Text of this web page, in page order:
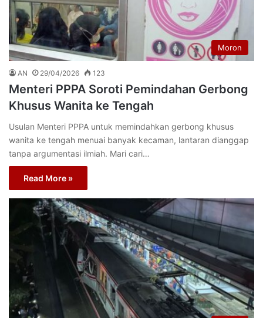
Moron
AN 29/04/2026 123
Menteri PPPA Soroti Pemindahan Gerbong
Khusus Wanita ke Tengah
Usulan Menteri PPPA untuk memindahkan gerbong khusus
wanita ke tengah menuai banyak kecaman, lantaran dianggap
tanpa argumentasi ilmiah. Mari cari…
Read More »